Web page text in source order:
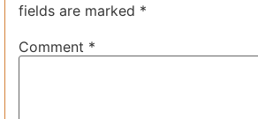
fields are marked *
Comment *